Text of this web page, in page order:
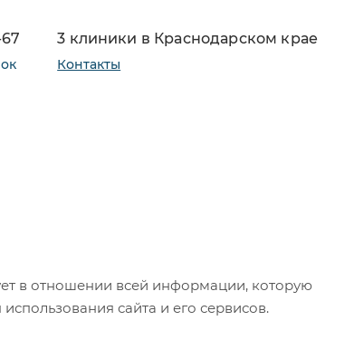
3 клиники в Краснодарском крае
Контакты
в отношении всей информации, которую
сайта и его сервисов.